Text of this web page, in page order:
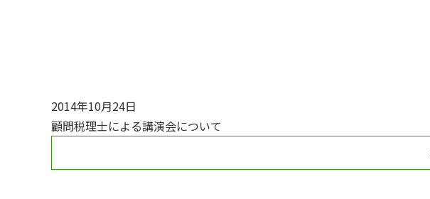
2014年10月24日
顧問税理士による講演会について